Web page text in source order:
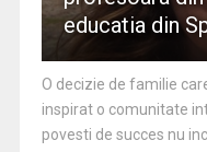
educatia din
O decizie de familie
inspirat o comunitate
povesti de succes nu